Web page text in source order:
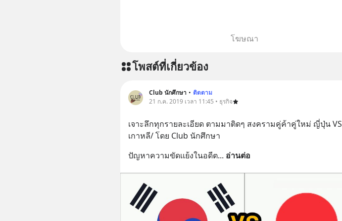
โฆษณา
โพสต์ที่เกี่ยวข้อง
Club นักศึกษา • ติดตาม
21 ก.ค. 2019 เวลา 11:45 • ธุรกิจ
เจาะลึกทุกรายละเอียด ตามมาติดๆ สงครามคู่ค้าคู่ใหม่ ญี่ปุ่น VS
เกาหลี/ โดย Club นักศึกษา
ปัญหาความขัดเเย้งในอดีต... อ่านต่อ